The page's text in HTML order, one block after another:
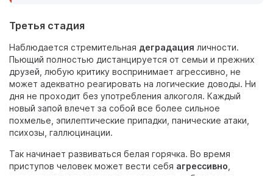
Третья стадия
Наблюдается стремительная деградация личности.
Пьющий полностью дистанцируется от семьи и прежних
друзей, любую критику воспринимает агрессивно, не
может адекватно реагировать на логические доводы. Ни
дня не проходит без употребления алкоголя. Каждый
новый запой влечет за собой все более сильное
похмелье, эпилептические припадки, панические атаки,
психозы, галлюцинации.
Так начинает развиваться белая горячка. Во время
приступов человек может вести себя агрессивно